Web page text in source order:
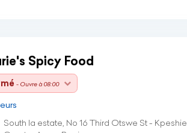
Spicy Food
- Ouvre à 08:00
South la estate, No 16 Third Otswe St - Kpeshie